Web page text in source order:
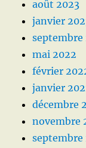
août 2023
janvier
septembre
mai 2022
février
janvier
décembre
novembre
septembre